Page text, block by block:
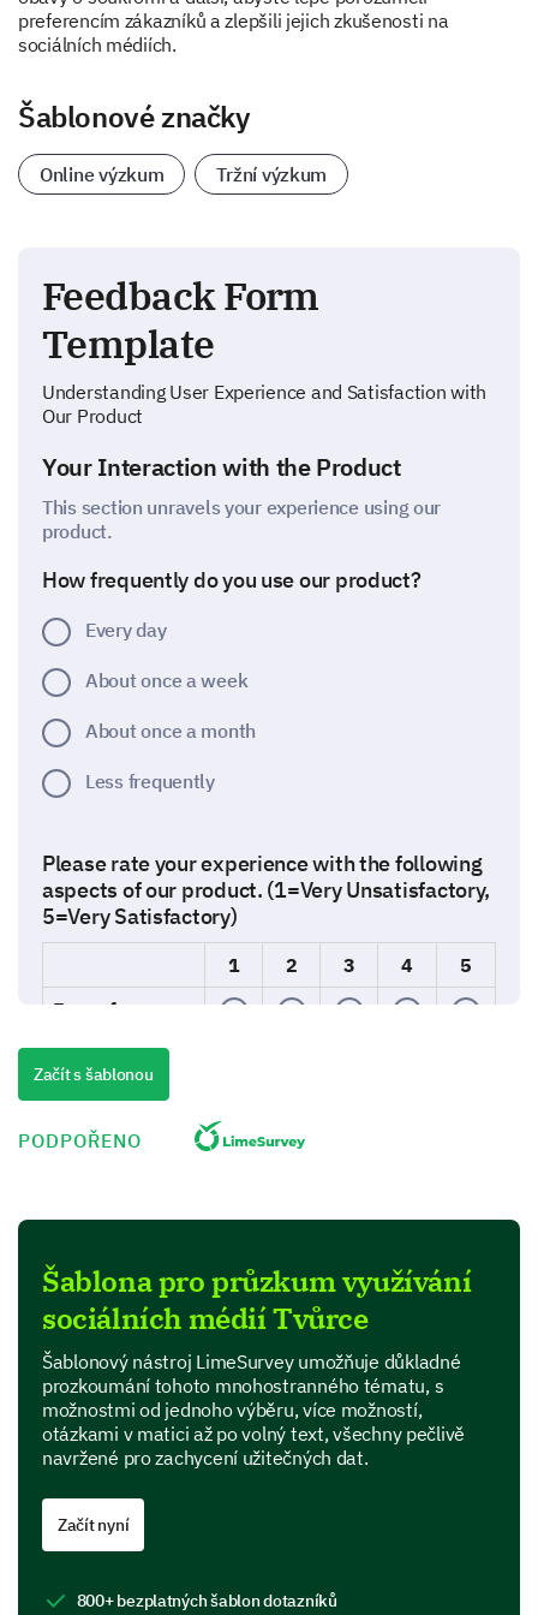
preferencím zákazníků a zlepšili jejich zkušenosti na
sociálních médiích.
Šablonové značky
Online výzkum Tržní výzkum
Feedback Form
Template
Understanding User Experience and Satisfaction with
Our Product
Your Interaction with the Product
This section unravels your experience using our
product.
How frequently do you use our product?
Every day
About once a week
About once a month
Less frequently
Please rate your experience with the following
aspects of our product. (1=Very Unsatisfactory,
5=Very Satisfactory)
1 2 3 4
5
Ease of use
Performance
In this section, we are interested in your perspective
on specific features of our product.
Which features of our product do you find most
useful? (Select all that apply)
Feature A
Feature C
Feature D
Začít s šablonou
PODPOŘENO
Šablona pro průzkum využívání
sociálních médií Tvůrce
Šablonový nástroj LimeSurvey umožňuje důkladné
prozkoumání tohoto mnohostranného tématu, s
možnostmi od jednoho výběru, více možností,
otázkami v matici až po volný text, všechny pečlivě
navržené pro zachycení užitečných dat.
Začít nyní
800+ bezplatných šablon dotazníků